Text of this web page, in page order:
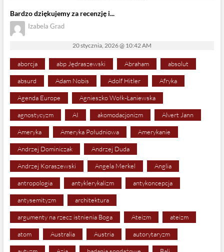
Bardzo dziękujemy za recenzję i...
Izabela Grad
20 stycznia, 2026 @ 10:42 AM
aborcja abp Jędraszewski Abraham absolut
absurd Adam Nobis Adolf Hitler Afryka
Agenda Europe Agnieszko Wołk-Łaniewska
agnostycyzm AI akomodacjonizm Alvert Jann
Ameryka Ameryka Południowa Amerykanie
Andrzej Dominiczak Andrzej Duda
Andrzej Koraszewski Angela Merkel Anglia
antropologia antyklerykalizm antykoncepcja
antysemityzm architektura
argumenty na rzecz istnienia Boga Ateizm ateizm
atom Australia Austria autorytaryzm